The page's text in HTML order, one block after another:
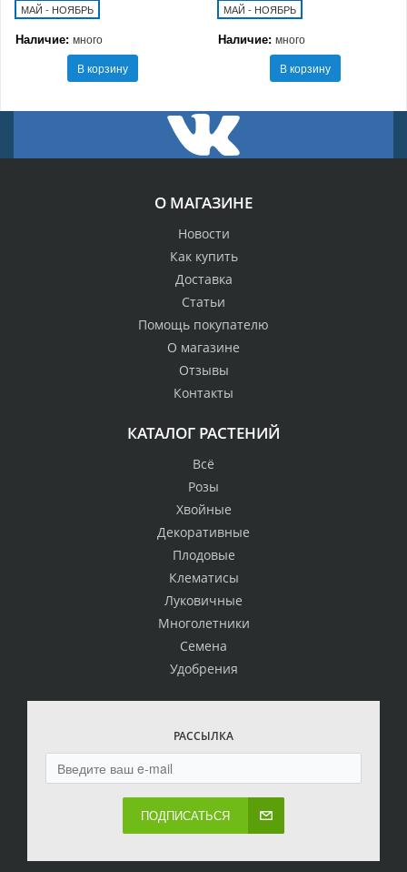
МАЙ - НОЯБРЬ
Наличие: много
В корзину
МАЙ - НОЯБРЬ
Наличие: много
В корзину
О МАГАЗИНЕ
Новости
Как купить
Доставка
Статьи
Помощь покупателю
О магазине
Отзывы
Контакты
КАТАЛОГ РАСТЕНИЙ
Всё
Розы
Хвойные
Декоративные
Плодовые
Клематисы
Луковичные
Многолетники
Семена
Удобрения
РАССЫЛКА
ПОДПИСАТЬСЯ